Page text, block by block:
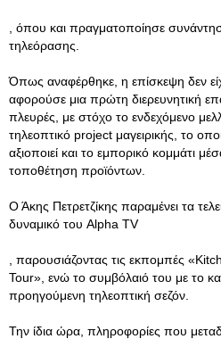
, όπου και πραγματοποίησε
τηλεόρασης.
Όπως αναφέρθηκε, η επίσκεψη δεν
αφορούσε μια πρώτη διερευνητική
πλευρές, με στόχο το ενδεχόμενο
τηλεοπτικό project μαγειρικής, το
αξιοποιεί και το εμπορικό κομμάτι
τοποθέτηση προϊόντων.
Ο Άκης Πετρετζίκης παραμένει τα
δυναμικό του Alpha TV
, παρουσιάζοντας τις εκπομπές
Tour», ενώ το συμβόλαιό του με το
προηγούμενη τηλεοπτική σεζόν.
Την ίδια ώρα, πληροφορίες που